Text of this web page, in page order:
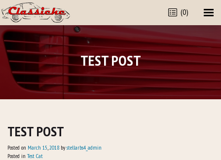
(0)
TEST POST
TEST POST
Posted on March 15,2018 bystellarbs4_admin
Posted in Test Cat